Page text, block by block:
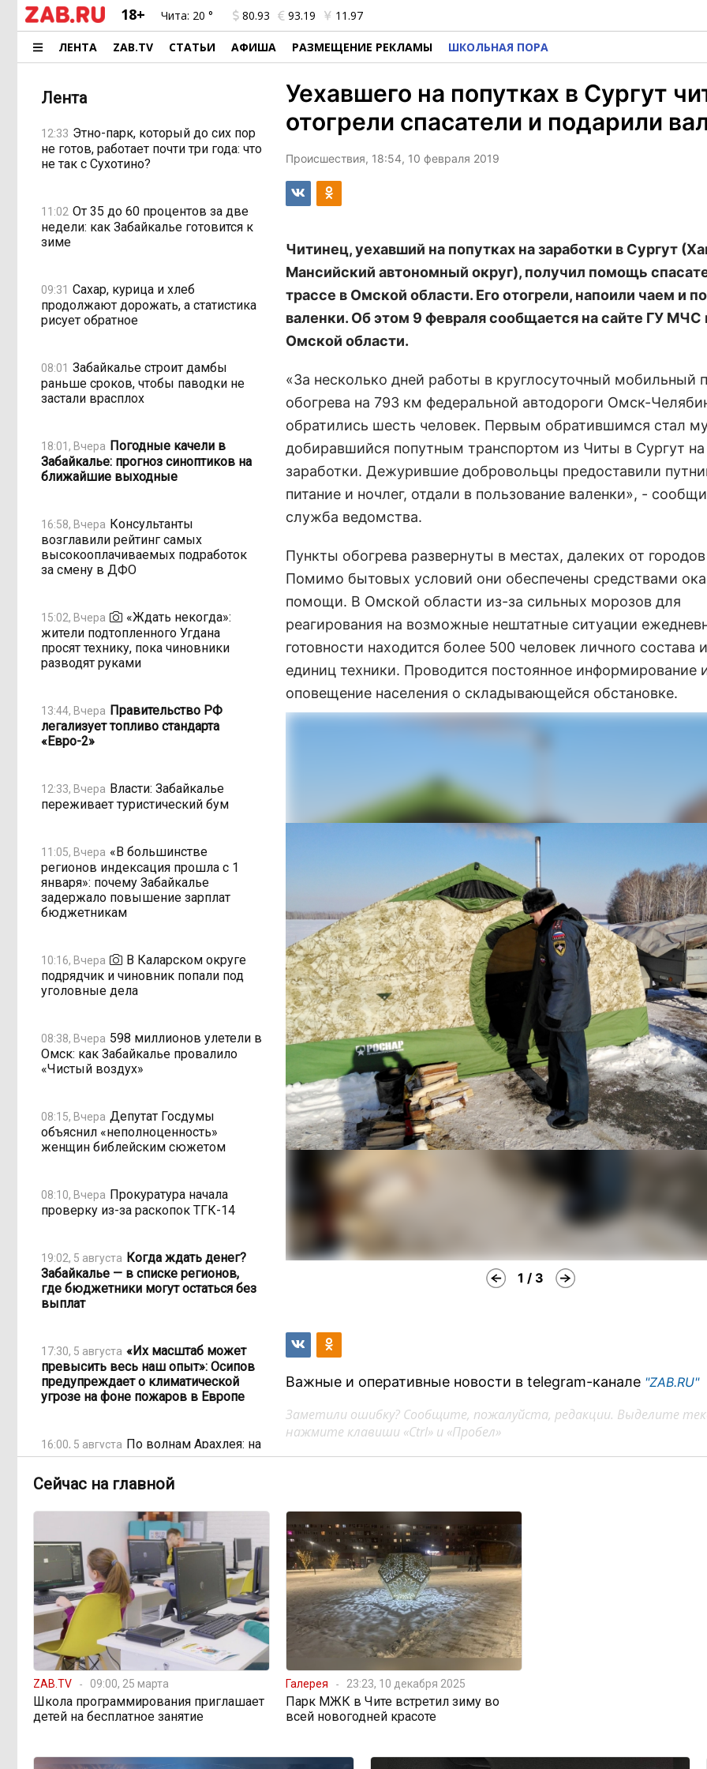
18+ Чита: 20 ° 80.93 93.19 11.97
ЛЕНТА ZAB.TV СТАТЬИ АФИША РАЗМЕЩЕНИЕ РЕКЛАМЫ ШКОЛЬНАЯ ПОРА
Лента
12:33 Этно-парк, который до сих пор
не готов, работает почти три года: что
не так с Сухотино?
11:02 От 35 до 60 процентов за две
недели: как Забайкалье готовится к
зиме
09:31 Сахар, курица и хлеб
продолжают дорожать, а статистика
рисует обратное
08:01 Забайкалье строит дамбы
раньше сроков, чтобы паводки не
застали врасплох
18:01, Вчера Погодные качели в
Забайкалье: прогноз синоптиков на
ближайшие выходные
16:58, Вчера Консультанты
возглавили рейтинг самых
высокооплачиваемых подработок
за смену в ДФО
15:02, Вчера
«Ждать некогда»:
жители подтопленного Угдана
просят технику, пока чиновники
разводят руками
13:44, Вчера Правительство РФ
легализует топливо стандарта
«Евро-2»
12:33, Вчера Власти: Забайкалье
переживает туристический бум
11:05, Вчера «В большинстве
регионов индексация прошла с 1
января»: почему Забайкалье
задержало повышение зарплат
бюджетникам
10:16, Вчера
В Каларском округе
подрядчик и чиновник попали под
уголовные дела
08:38, Вчера 598 миллионов улетели в
Омск: как Забайкалье провалило
«Чистый воздух»
08:15, Вчера Депутат Госдумы
объяснил «неполноценность»
женщин библейским сюжетом
08:10, Вчера Прокуратура начала
проверку из-за раскопок ТГК-14
19:02, 5 августа Когда ждать денег?
Забайкалье — в списке регионов,
где бюджетники могут остаться без
выплат
17:30, 5 августа «Их масштаб может
превысить весь наш опыт»: Осипов
предупреждает о климатической
угрозе на фоне пожаров в Европе
16:00, 5 августа По волнам Арахлея: на
любимом озере забайкальцев
улучшили LTE-сеть
Путин подписал закон,
вдвое расширяющий основания для
выдворения мигрантов
12:32, 5 августа Читинская
администрация хочет
отремонтировать кабинет за 6,8
миллиона: что скрывает смета?
11:47, 5 августа
«Нефтемаркет»
отвечает: региональные власти
неточно изложили ситуацию с
Уехавшего на попутках в Сургут
отогрели спасатели и подарили
Происшествия, 18:54, 10 февраля 2019
Читинец, уехавший на попутках на заработки в Сургут
Мансийский автономный округ), получил помощь
трассе в Омской области. Его отогрели, напоили чаем и
валенки. Об этом 9 февраля сообщается на сайте ГУ МЧС
Омской области.
«За несколько дней работы в круглосуточный мобильный
обогрева на 793 км федеральной автодороги Омск-
обратились шесть человек. Первым обратившимся стал
добиравшийся попутным транспортом из Читы в Сургут на
заработки. Дежурившие добровольцы предоставили
питание и ночлег, отдали в пользование валенки», -
служба ведомства.
Пункты обогрева развернуты в местах, далеких от
Помимо бытовых условий они обеспечены средствами
помощи. В Омской области из-за сильных морозов для
реагирования на возможные нештатные ситуации
готовности находится более 500 человек личного состава
единиц техники. Проводится постоянное информирование
оповещение населения о складывающейся обстановке.
1 / 3
Важные и оперативные новости в telegram-канале "ZAB.RU"
Заметили ошибку? Сообщите, пожалуйста, редакции. Выделите
нажмите клавиши «Ctrl» и «Пробел»
Сейчас на главной
ZAB.TV 09:00, 25 марта
Школа программирования приглашает
детей на бесплатное занятие
Галерея 23:23, 10 декабря 2025
Парк МЖК в Чите встретил зиму во
всей новогодней красоте